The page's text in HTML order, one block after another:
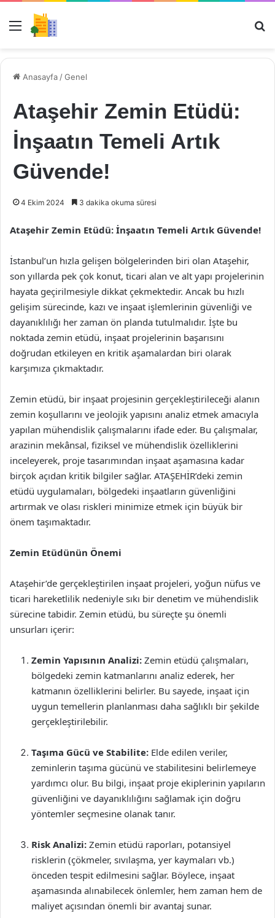
Menü
Anasayfa /Genel
Ataşehir Zemin Etüdü:
İnşaatın Temeli Artık
Güvende!
4 Ekim 2024 3 dakika okuma süresi
Ataşehir Zemin Etüdü: İnşaatın Temeli Artık Güvende!
İstanbul’un hızla gelişen bölgelerinden biri olan Ataşehir,
son yıllarda pek çok konut, ticari alan ve alt yapı projelerinin
hayata geçirilmesiyle dikkat çekmektedir. Ancak bu hızlı
gelişim sürecinde, kazı ve inşaat işlemlerinin güvenliği ve
dayanıklılığı her zaman ön planda tutulmalıdır. İşte bu
noktada zemin etüdü, inşaat projelerinin başarısını
doğrudan etkileyen en kritik aşamalardan biri olarak
karşımıza çıkmaktadır.
Zemin etüdü, bir inşaat projesinin gerçekleştirileceği alanın
zemin koşullarını ve jeolojik yapısını analiz etmek amacıyla
yapılan mühendislik çalışmalarını ifade eder. Bu çalışmalar,
arazinin mekânsal, fiziksel ve mühendislik özelliklerini
inceleyerek, proje tasarımından inşaat aşamasına kadar
birçok açıdan kritik bilgiler sağlar. ATAŞEHİR’deki zemin
etüdü uygulamaları, bölgedeki inşaatların güvenliğini
artırmak ve olası riskleri minimize etmek için büyük bir
önem taşımaktadır.
Zemin Etüdünün Önemi
Ataşehir’de gerçekleştirilen inşaat projeleri, yoğun nüfus ve
ticari hareketlilik nedeniyle sıkı bir denetim ve mühendislik
sürecine tabidir. Zemin etüdü, bu süreçte şu önemli
unsurları içerir:
Zemin Yapısının Analizi: Zemin etüdü çalışmaları,
bölgedeki zemin katmanlarını analiz ederek, her
katmanın özelliklerini belirler. Bu sayede, inşaat için
uygun temellerin planlanması daha sağlıklı bir şekilde
gerçekleştirilebilir.
Taşıma Gücü ve Stabilite: Elde edilen veriler,
zeminlerin taşıma gücünü ve stabilitesini belirlemeye
yardımcı olur. Bu bilgi, inşaat proje ekiplerinin yapıların
güvenliğini ve dayanıklılığını sağlamak için doğru
yöntemler seçmesine olanak tanır.
Risk Analizi: Zemin etüdü raporları, potansiyel
risklerin (çökmeler, sıvılaşma, yer kaymaları vb.)
önceden tespit edilmesini sağlar. Böylece, inşaat
aşamasında alınabilecek önlemler, hem zaman hem de
maliyet açısından önemli bir avantaj sunar.